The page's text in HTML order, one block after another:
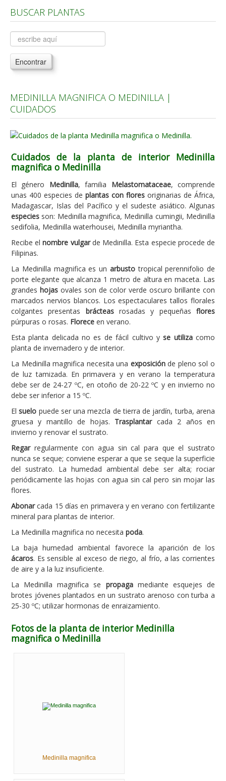
Árboles, Cicas y Palmeras de la G a la Z
Plantas Anuales y Perennes
Plantas Bulbosas y Acuáticas
Plantas de Interior
Plantas Aromáticas y de Huerto
Plantas Carnívoras y Orquídeas
Consejos
Hemisferio Norte
Hemisferio Sur
Enfermedades
Animales
Hongos
Carencias
Fotos
Flores y Plantas
Árboles y Palmeras
Arbustos y Trepadoras
BUSCAR PLANTAS
Encontrar
MEDINILLA MAGNIFICA O MEDINILLA |
CUIDADOS
Cuidados de la planta de interior Medinilla
magnifica o Medinilla
El género Medinilla, familia Melastomataceae, comprende
unas 400 especies de plantas con flores originarias de África,
Madagascar, Islas del Pacífico y el sudeste asiático. Algunas
especies son: Medinilla magnifica, Medinilla cumingii, Medinilla
sedifolia, Medinilla waterhousei, Medinilla myriantha.
Recibe elnombre vulgarde Medinilla. Esta especie procede de
Filipinas.
La Medinilla magnifica es un arbustotropical perennifolio de
porte elegante que alcanza 1 metro de altura en maceta. Las
grandes hojas ovales son de color verde oscuro brillante con
marcados nervios blancos. Los espectaculares tallos florales
colgantes presentas brácteasrosadas y pequeñasflores
púrpuras o rosas. Florece en verano.
Esta planta delicada no es de fácil cultivo yse utilizacomo
planta de invernadero y de interior.
La Medinilla magnifica necesita una exposiciónde pleno sol o
de luz tamizada. En primavera y en verano la temperatura
debe ser de 24-27 ºC, en otoño de 20-22 ºC y en invierno no
debe ser inferior a 15 ºC.
Elsuelo puede ser una mezcla de tierra de jardín, turba, arena
gruesa y mantillo de hojas. Trasplantarcada 2 años en
invierno y renovar el sustrato.
Regarregularmente con agua sin cal para que el sustrato
nunca se seque; conviene esperar a que se seque la superficie
del sustrato. La humedad ambiental debe ser alta; rociar
periódicamente las hojas con agua sin cal pero sin mojar las
flores.
Abonarcada 15 días en primavera y en verano con fertilizante
mineral para plantas de interior.
La Medinilla magnifica no necesita poda.
La baja humedad ambiental favorece la aparición de los
ácaros. Es sensible al exceso de riego, al frío, a las corrientes
de aire y a la luz insuficiente.
La Medinilla magnifica se propagamediante esquejes de
brotes jóvenes plantados en un sustrato arenoso con turba a
25-30 ºC; utilizar hormonas de enraizamiento.
Fotos de la planta de interior Medinilla
magnifica o Medinilla
Medinilla magnifica